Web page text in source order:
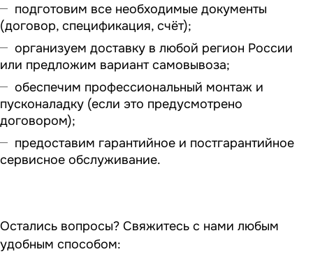
подготовим все необходимые документы
(договор, спецификация, счёт);
организуем доставку в любой регион России
или предложим вариант самовывоза;
обеспечим профессиональный монтаж и
пусконаладку (если это предусмотрено
договором);
предоставим гарантийное и постгарантийное
сервисное обслуживание.
Остались вопросы? Свяжитесь с нами любым
удобным способом: